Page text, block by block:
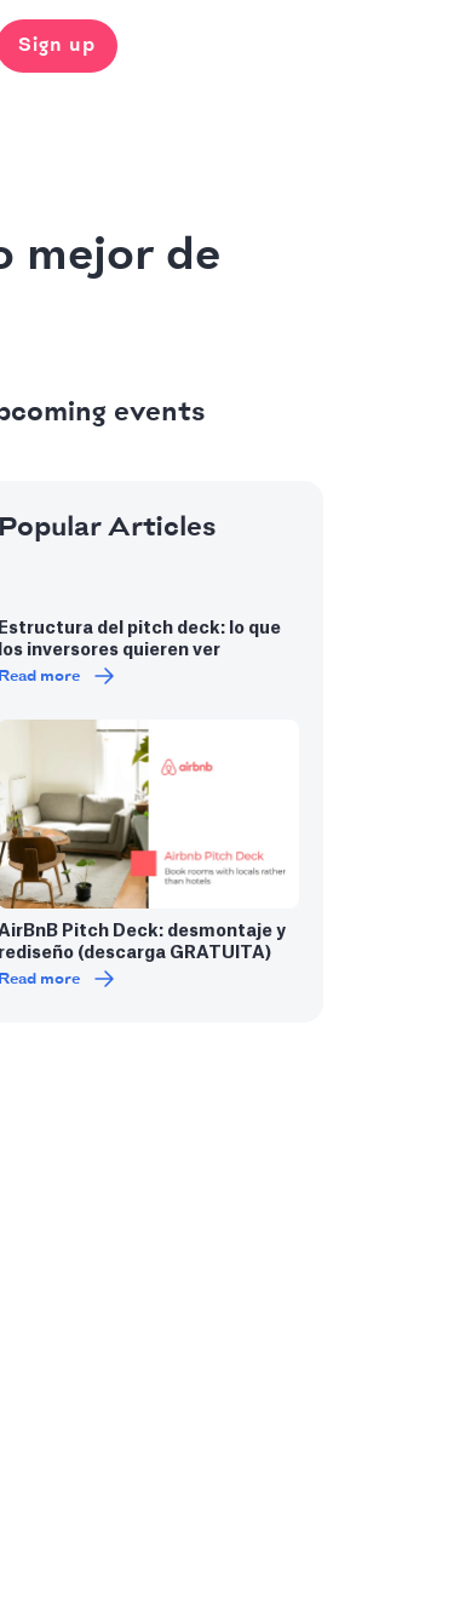
Sign up
mejor de
events
Popular Articles
Estructura del pitch deck: lo que
los inversores quieren ver
Read more
Pitch Deck: desmontaje y
rediseño (descarga GRATUITA)
Read more